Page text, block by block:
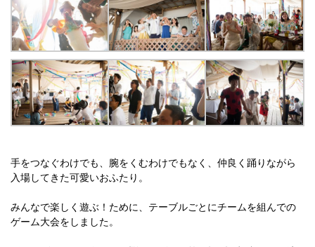
手をつなぐわけでも、腕をくむわけでもなく、仲良く踊りながら
入場してきた可愛いおふたり。
みんなで楽しく遊ぶ！ために、テーブルごとにチームを組んでの
ゲーム大会をしました。